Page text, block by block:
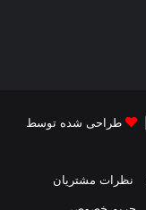
طراحی شده توسط
نظرات مشتریان